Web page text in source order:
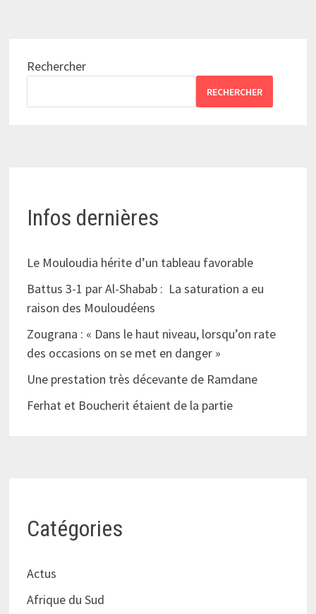
Rechercher
RECHERCHER
Infos dernières
Le Mouloudia hérite d’un tableau favorable
Battus 3-1 par Al-Shabab : La saturation a eu
raison des Mouloudéens
Zougrana : « Dans le haut niveau, lorsqu’on rate
des occasions on se met en danger »
Une prestation très décevante de Ramdane
Ferhat et Boucherit étaient de la partie
Catégories
Actus
Afrique du Sud